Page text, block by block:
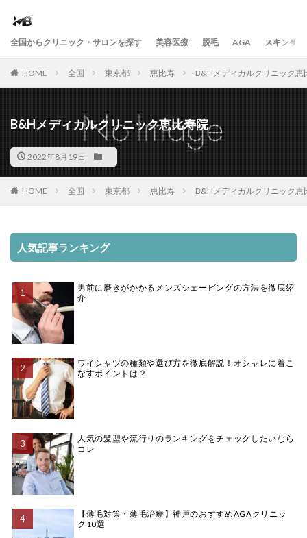
全国からクリニック・サロンを探す 美容医療 脱毛 AGA スキンケア
HOME 全国 東京都 恵比寿 B&Hメディカルクリニック恵
B&Hメディカルクリニック恵比寿院
2022年8月19日
HOME 全国 東京都 恵比寿 B&Hメディカルクリニック恵
人気記事ランキング
男前に磨きがかかるメンズシェービングの方法を徹底紹
介
ワイシャツの種類や選び方を徹底解説！オシャレに着こ
なすポイントは？
人気の髪型や流行りのランキングをチェックしたいなら
コレ
【薄毛対策・薄毛治療】神戸のおすすめAGAクリニッ
ク10選